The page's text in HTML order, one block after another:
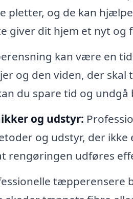
pletter, og de kan
giver dit hjem et nyt og
kan være en
og den viden, der skal
du spare tid og
og udstyr:
og udstyr, der
rengøringen udføres
tæpperensere